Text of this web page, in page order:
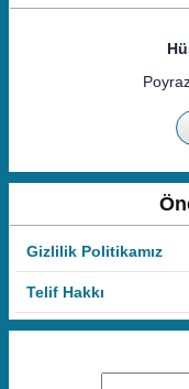
Gizlilik Politikamız
Telif Hakkı